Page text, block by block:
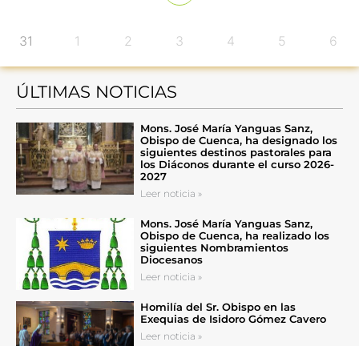
31 1 2 3 4 5 6
ÚLTIMAS NOTICIAS
Mons. José María Yanguas Sanz,
Obispo de Cuenca, ha designado los
siguientes destinos pastorales para
los Diáconos durante el curso 2026-
2027
Leer noticia »
Mons. José María Yanguas Sanz,
Obispo de Cuenca, ha realizado los
siguientes Nombramientos
Diocesanos
Leer noticia »
Homilía del Sr. Obispo en las
Exequias de Isidoro Gómez Cavero
Leer noticia »